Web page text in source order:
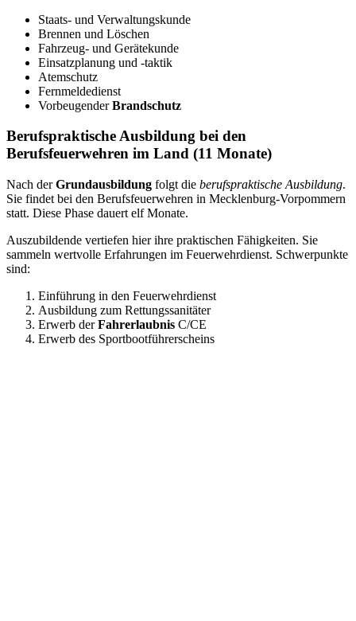
Staats- und Verwaltungskunde
Brennen und Löschen
Fahrzeug- und Gerätekunde
Einsatzplanung und -taktik
Atemschutz
Fernmeldedienst
VorbeugenderBrandschutz
Berufspraktische Ausbildung bei den
Berufsfeuerwehren im Land (11 Monate)
Nach derGrundausbildung folgt die berufspraktische Ausbildung.
Sie findet bei den Berufsfeuerwehren in Mecklenburg-Vorpommern
statt. Diese Phase dauert elf Monate.
Auszubildende vertiefen hier ihre praktischen Fähigkeiten. Sie
sammeln wertvolle Erfahrungen im Feuerwehrdienst. Schwerpunkte
sind:
Einführung in den Feuerwehrdienst
Ausbildung zum Rettungssanitäter
Erwerb derFahrerlaubnis C/CE
Erwerb des Sportbootführerscheins